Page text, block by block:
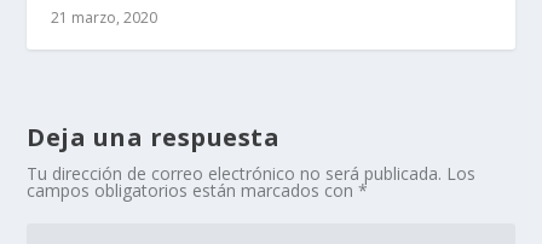
21 marzo, 2020
Deja una respuesta
Tu dirección de correo electrónico no será publicada. Los
campos obligatorios están marcados con*